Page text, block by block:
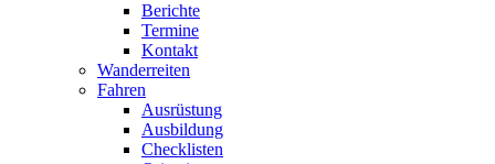
Berichte
Termine
Kontakt
Wanderreiten
Fahren
Ausrüstung
Ausbildung
Checklisten